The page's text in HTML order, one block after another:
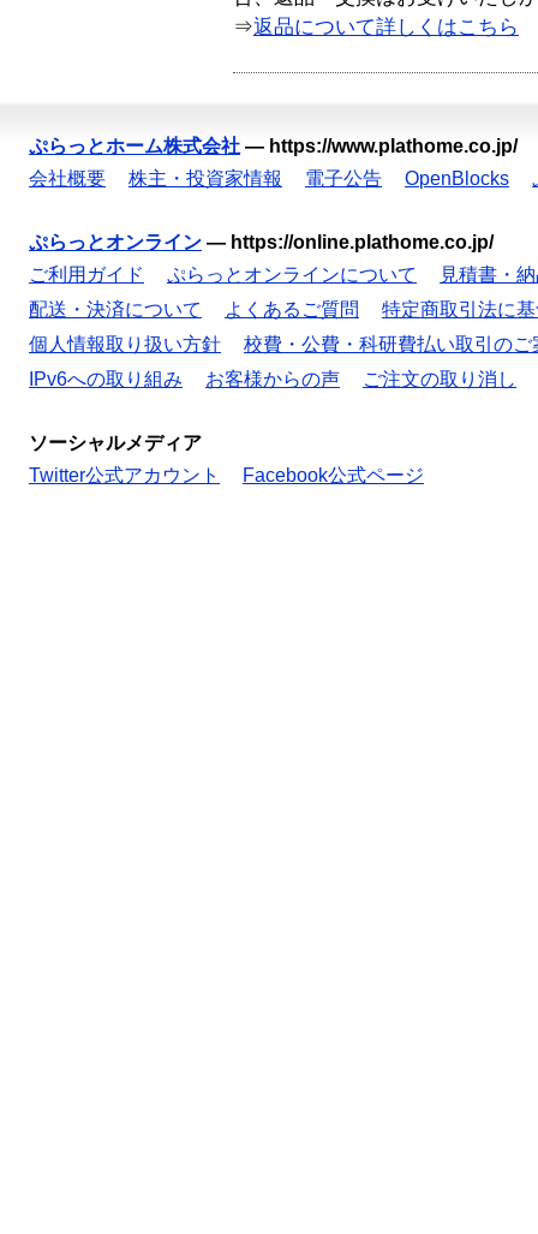
⇒返品について詳しくはこちら
ぷらっとホーム株式会社 — https://www.plathome.co.jp/
会社概要
株主・投資家情報 電子公告 OpenBlocks
ぷらっとオンライン — https://online.plathome.co.jp/
ご利用ガイド
ぷらっとオンラインについて
見積書・
配送・決済について
よくあるご質問
特定商取引法に
個人情報取り扱い方針
校費・公費・科研費払い取引のご
IPv6への取り組み
お客様からの声 ご注文の取り消し
ソーシャルメディア
Twitter公式アカウント
Facebook公式ページ